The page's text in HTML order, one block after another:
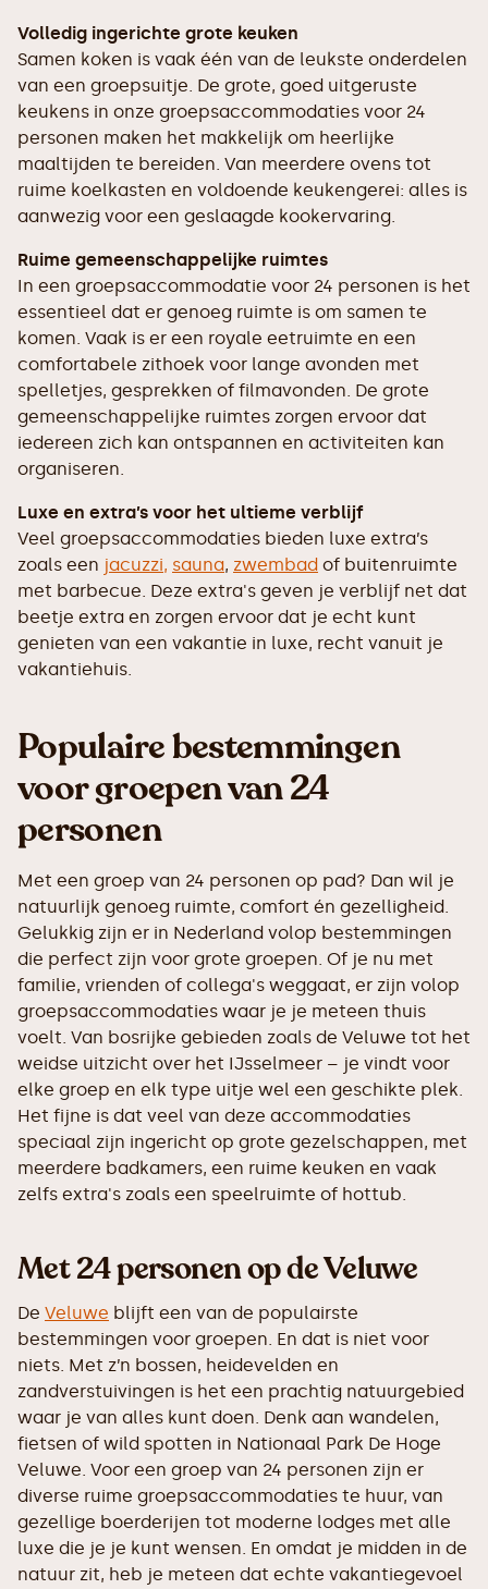
Volledig ingerichte grote keuken
Samen koken is vaak één van de leukste onderdelen
van een groepsuitje. De grote, goed uitgeruste
keukens in onze groepsaccommodaties voor 24
personen maken het makkelijk om heerlijke
maaltijden te bereiden. Van meerdere ovens tot
ruime koelkasten en voldoende keukengerei: alles is
aanwezig voor een geslaagde kookervaring.
Ruime gemeenschappelijke ruimtes
In een groepsaccommodatie voor 24 personen is het
essentieel dat er genoeg ruimte is om samen te
komen. Vaak is er een royale eetruimte en een
comfortabele zithoek voor lange avonden met
spelletjes, gesprekken of filmavonden. De grote
gemeenschappelijke ruimtes zorgen ervoor dat
iedereen zich kan ontspannen en activiteiten kan
organiseren.
Luxe en extra’s voor het ultieme verblijf
Veel groepsaccommodaties bieden luxe extra’s
zoals een jacuzzi, sauna, zwembad of buitenruimte
met barbecue. Deze extra's geven je verblijf net dat
beetje extra en zorgen ervoor dat je echt kunt
genieten van een vakantie in luxe, recht vanuit je
vakantiehuis.
Populaire bestemmingen
voor groepen van 24
personen
Met een groep van 24 personen op pad? Dan wil je
natuurlijk genoeg ruimte, comfort én gezelligheid.
Gelukkig zijn er in Nederland volop bestemmingen
die perfect zijn voor grote groepen. Of je nu met
familie, vrienden of collega's weggaat, er zijn volop
groepsaccommodaties waar je je meteen thuis
voelt. Van bosrijke gebieden zoals de Veluwe tot het
weidse uitzicht over het IJsselmeer – je vindt voor
elke groep en elk type uitje wel een geschikte plek.
Het fijne is dat veel van deze accommodaties
speciaal zijn ingericht op grote gezelschappen, met
meerdere badkamers, een ruime keuken en vaak
zelfs extra's zoals een speelruimte of hottub.
Met 24 personen op de Veluwe
De Veluwe blijft een van de populairste
bestemmingen voor groepen. En dat is niet voor
niets. Met z’n bossen, heidevelden en
zandverstuivingen is het een prachtig natuurgebied
waar je van alles kunt doen. Denk aan wandelen,
fietsen of wild spotten in Nationaal Park De Hoge
Veluwe. Voor een groep van 24 personen zijn er
diverse ruime groepsaccommodaties te huur, van
gezellige boerderijen tot moderne lodges met alle
luxe die je je kunt wensen. En omdat je midden in de
natuur zit, heb je meteen dat echte vakantiegevoel